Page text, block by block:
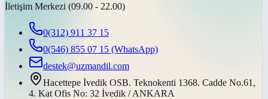
İletişim Merkezi (09.00 - 22.00)
0(312) 911 37 15
0(546) 855 07 15 (WhatsApp)
destek@uzmandil.com
Hacettepe İvedik OSB. Teknokenti 1368. Cadde No.61,
4. Kat Ofis No: 32 İvedik / ANKARA